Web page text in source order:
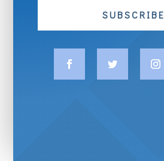
SUBSCRIBE